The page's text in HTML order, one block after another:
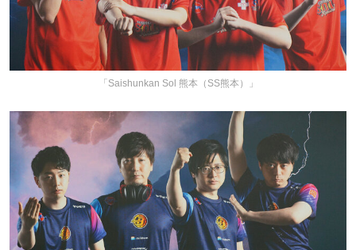
「Saishunkan Sol 熊本（SS熊本）」